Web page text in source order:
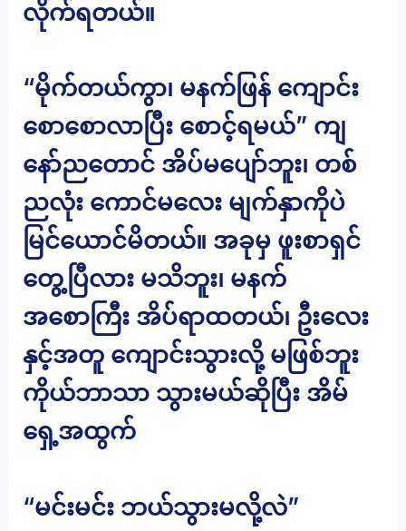
လိုက်ရတယ်။
“မိုက်တယ်ကွာ၊ မနက်ဖြန် ကျောင်း
စောစောလာပြီး စောင့်ရမယ်” ကျ
နော်ညတောင် အိပ်မပျော်ဘူး၊ တစ်
ညလုံး ကောင်မလေး မျက်နှာကိုပဲ
မြင်ယောင်မိတယ်။ အခုမှ ဖူးစာရှင်
တွေ့ပြီလား မသိဘူး၊ မနက်
အစောကြီး အိပ်ရာထတယ်၊ ဦးလေး
နှင့်အတူ ကျောင်းသွားလို့ မဖြစ်ဘူး
ကိုယ်ဘာသာ သွားမယ်ဆိုပြီး အိမ်
ရှေ့အထွက်
“မင်းမင်း ဘယ်သွားမလို့လဲ”